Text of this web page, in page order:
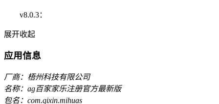
v8.0.3：
展开收起
应用信息
厂商：梧州科技有限公司
名称：ag百家家乐注册官方最新版
包名：com.qixin.mihuas